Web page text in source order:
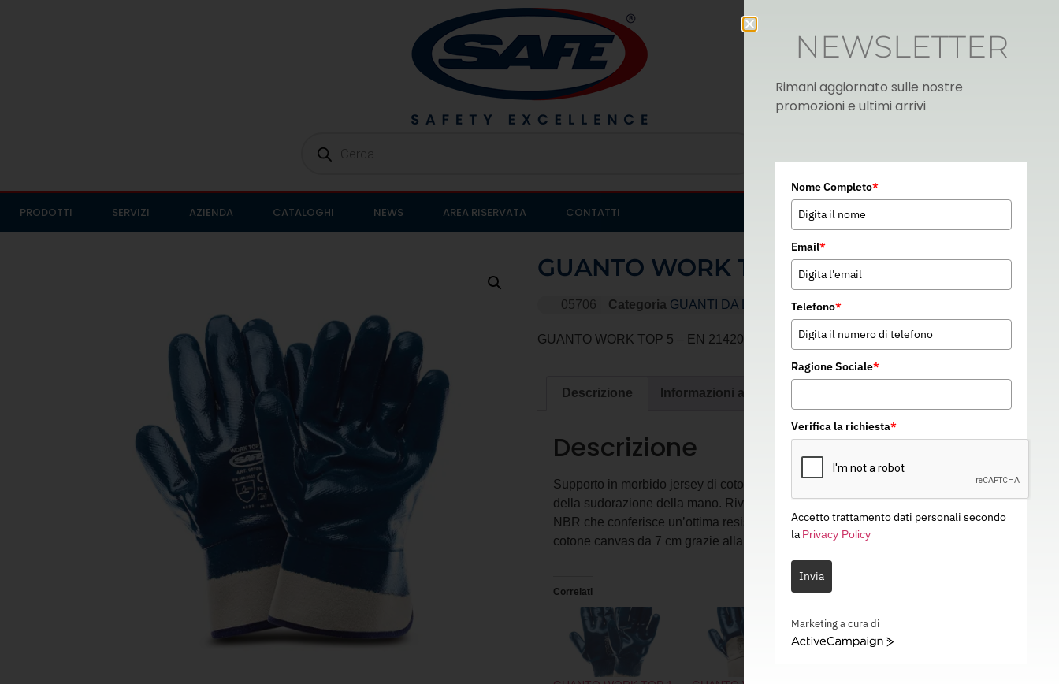
PRODOTTI SERVIZI AZIENDA CATALOGHI NEWS AREA RISERVATA CONTATTI
GUANTO WORK TOP 5
05706 Categoria GUANTI DA LAVORO
GUANTO WORK TOP 5 – EN 21420 – EN 388: 4221X – 05706
Descrizione Informazioni aggiuntive
Descrizione
Supporto in morbido jersey di cotone che offre il massimo assorbimento
della sudorazione della mano. Rivestimento completo con triplo strato di
NBR che conferisce un’ottima resistenza meccanica. Manichetta in
cotone canvas da 7 cm grazie alla quale il guanto si sfila con facilità.
Correlati
NEWSLETTER
Rimani aggiornato sulle nostre
promozioni e ultimi arrivi
Nome Completo*
Email*
Telefono*
Ragione Sociale*
Verifica la richiesta*
Accetto trattamento dati personali secondo
la Privacy Policy
Invia
Marketing a cura di
ActiveCampaign